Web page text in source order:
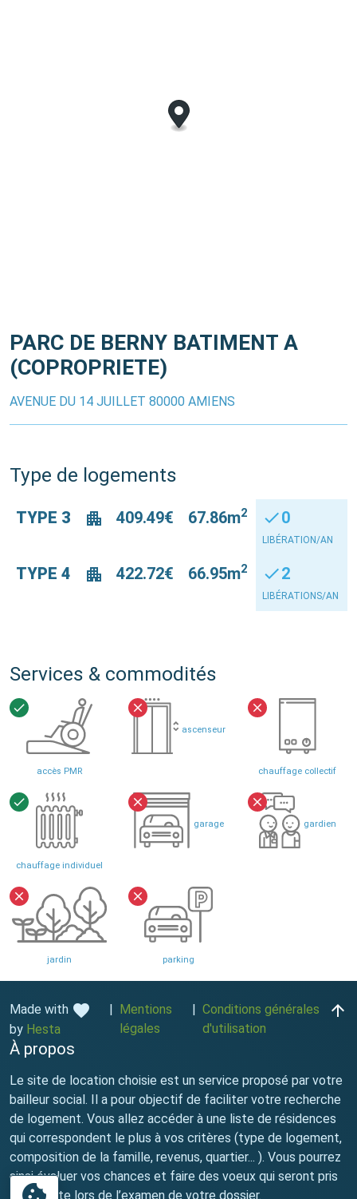
PARC DE BERNY BATIMENT A
(COPROPRIETE)
AVENUE DU 14 JUILLET 80000 AMIENS
Type de logements
TYPE 3 apartment 409.49€ 67.86m2 check0
LIBÉRATION/AN
TYPE 4 apartment 422.72€ 66.95m2 check2
LIBÉRATIONS/AN
Services & commodités
check
accès PMR
close
ascenseur
close
chauffage collectif
check
chauffage individuel
close
garage
close
gardien
close
jardin
close
parking
Made with favorite
by Hesta
Mentions
légales
Conditions générales
d'utilisation
arrow_upward
À propos
Le site de location choisie est un service proposé par votre
bailleur social. Il a pour objectif de faciliter votre recherche
de logement. Vous allez accéder à une liste de résidences
qui correspondent le plus à vos critères (type de logement,
composition de la famille, revenus, quartier... ). Vous pourrez
ainsi évaluer vos chances et faire des voeux qui seront pris
en compte lors de l’examen de votre dossier.